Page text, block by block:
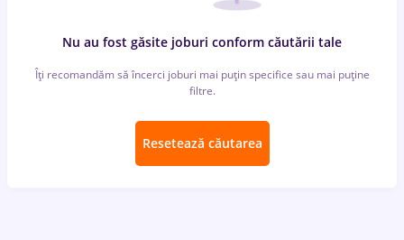
Nu au fost găsite joburi conform căutării tale
Îți recomandăm să încerci joburi mai puțin specifice sau mai puține
filtre.
Resetează căutarea